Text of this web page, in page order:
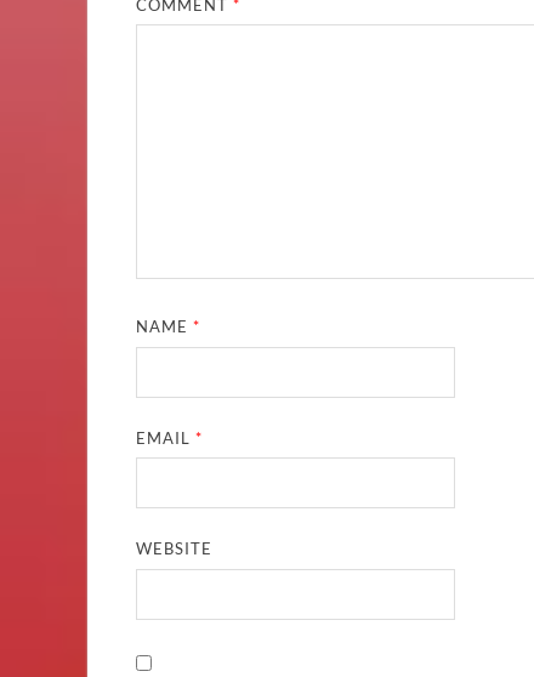
COMMENT*
NAME*
EMAIL*
WEBSITE